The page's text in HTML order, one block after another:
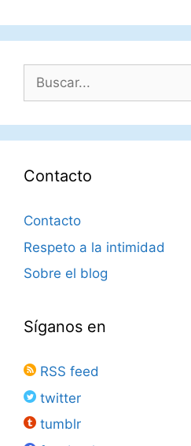
Buscar:
Contacto
Contacto
Respeto a la intimidad
Sobre el blog
Síganos en
RSS feed
twitter
tumblr